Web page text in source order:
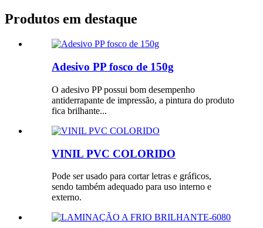
Produtos em destaque
Adesivo PP fosco de 150g
O adesivo PP possui bom desempenho
antiderrapante de impressão, a pintura do produto
fica brilhante...
VINIL PVC COLORIDO
Pode ser usado para cortar letras e gráficos,
sendo também adequado para uso interno e
externo.